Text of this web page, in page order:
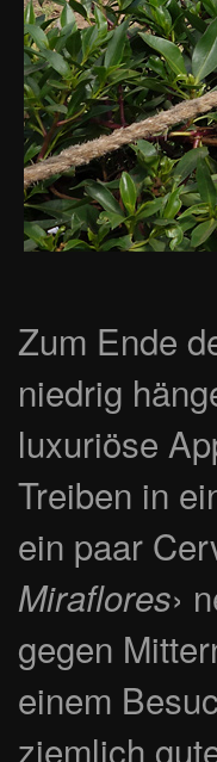
Zum Ende
niedrig
luxuriöse
Treiben in
ein paar
Miraflores›
gegen
einem
ziemlich